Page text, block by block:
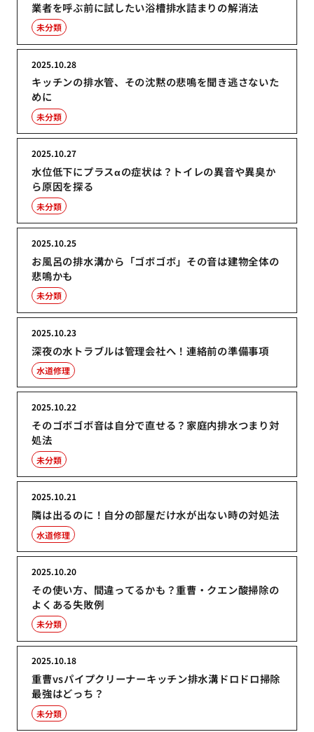
業者を呼ぶ前に試したい浴槽排水詰まりの解消法
未分類
キッチンの排水管、その沈黙の悲鳴を聞き逃さないた
めに
2025.10.28
未分類
水位低下にプラスαの症状は？トイレの異音や異臭か
ら原因を探る
2025.10.27
未分類
お風呂の排水溝から「ゴボゴボ」その音は建物全体の
悲鳴かも
2025.10.25
未分類
深夜の水トラブルは管理会社へ！連絡前の準備事項
2025.10.23
水道修理
そのゴボゴボ音は自分で直せる？家庭内排水つまり対
処法
2025.10.22
未分類
隣は出るのに！自分の部屋だけ水が出ない時の対処法
2025.10.21
水道修理
その使い方、間違ってるかも？重曹・クエン酸掃除の
よくある失敗例
2025.10.20
未分類
重曹vsパイプクリーナーキッチン排水溝ドロドロ掃除
最強はどっち？
2025.10.18
未分類